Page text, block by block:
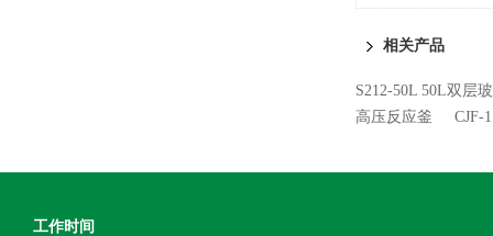
相关产品
S212-50L 50L双层
高压反应釜
CJF-
工作时间